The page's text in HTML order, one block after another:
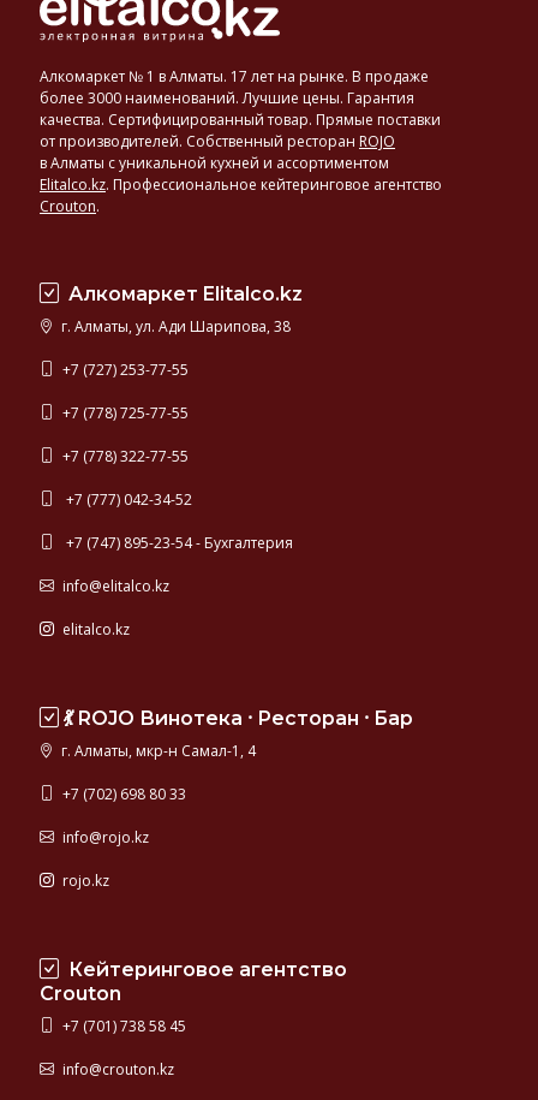
могут
быть
орехи,
травы,
специи,
ягоды
фрукты.
Крепость
диапазоне
40%.
ликеры
производятся
Франции,
Нидерландах.
этом
разделе
производителей
прекрасной
репутацией
Алкомаркет № 1 в Алматы. 17 лет на рынке. В продаже
более 3000 наименований. Лучшие цены. Гарантия
качества. Сертифицированный товар. Прямые поставки
от производителей. Собственный ресторан ROJO
в Алматы с уникальной кухней и ассортиментом
Elitalco.kz. Профессиональное кейтеринговое агентство
Crouton.
Алкомаркет Elitalco.kz
г. Алматы, ул. Ади Шарипова, 38
+7 (727) 253-77-55
+7 (778) 725-77-55
+7 (778) 322-77-55
+7 (777) 042-34-52
+7 (747) 895-23-54 - Бухгалтерия
info@elitalco.kz
elitalco.kz
💃 ROJO Винотека ⸱ Ресторан ⸱ Бар
г. Алматы, мкр-н Самал-1, 4
+7 (702) 698 80 33
info@rojo.kz
rojo.kz
Кейтеринговое агентство
Crouton
+7 (701) 738 58 45
info@crouton.kz